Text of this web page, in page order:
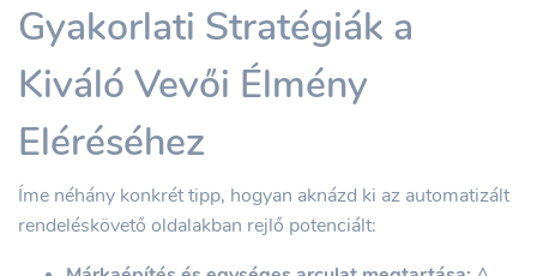
Gyakorlati Stratégiák a
Kiváló Vevői Élmény
Eléréséhez
Íme néhány konkrét tipp, hogyan aknázd ki az automatizált
rendeléskövető oldalakban rejlő potenciált: